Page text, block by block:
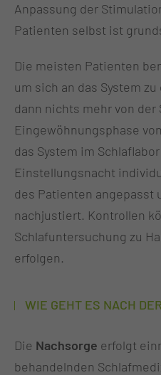
Anpassung der
Patienten selbst ist
Die meisten Patienten
um sich an das System
dann nichts mehr von
Eingewöhnungsphase
das System im
Einstellungsnacht
des Patienten angepasst
nachjustiert. Kontrollen
Schlafuntersuchung zu
erfolgen.
WIE GEHT ES NACH
Die Nachsorge erfolgt
behandelnden